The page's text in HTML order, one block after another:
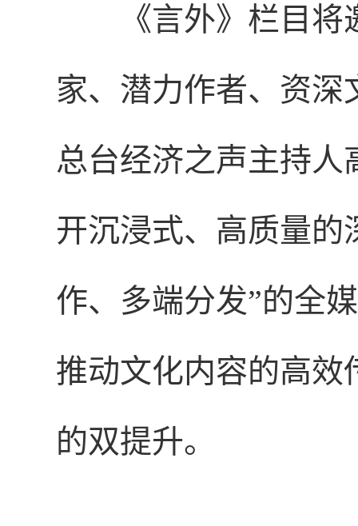
《言外》栏目
家、潜力作者、资
总台经济之声主持
开沉浸式、高质量的
作、多端分发”的全
推动文化内容的高效
的双提升。